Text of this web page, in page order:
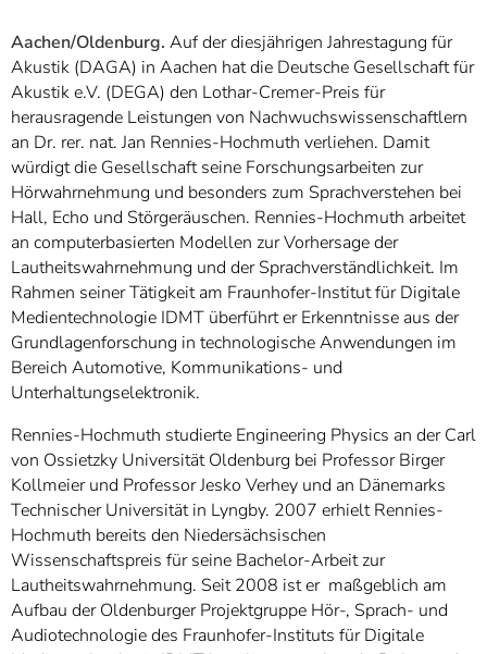
Informationen zur
Barrierefreiheit
Aachen/Oldenburg. Auf der diesjährigen Jahrestagung für
Akustik (DAGA) in Aachen hat die Deutsche Gesellschaft für
Akustik e.V. (DEGA) den Lothar-Cremer-Preis für
herausragende Leistungen von Nachwuchswissenschaftlern
an Dr. rer. nat. Jan Rennies-Hochmuth verliehen. Damit
würdigt die Gesellschaft seine Forschungsarbeiten zur
Hörwahrnehmung und besonders zum Sprachverstehen bei
Hall, Echo und Störgeräuschen. Rennies-Hochmuth arbeitet
an computerbasierten Modellen zur Vorhersage der
Lautheitswahrnehmung und der Sprachverständlichkeit. Im
Rahmen seiner Tätigkeit am Fraunhofer-Institut für Digitale
Medientechnologie IDMT überführt er Erkenntnisse aus der
Grundlagenforschung in technologische Anwendungen im
Bereich Automotive, Kommunikations- und
Unterhaltungselektronik.
Rennies-Hochmuth studierte Engineering Physics an der Carl
von Ossietzky Universität Oldenburg bei Professor Birger
Kollmeier und Professor Jesko Verhey und an Dänemarks
Technischer Universität in Lyngby. 2007 erhielt Rennies-
Hochmuth bereits den Niedersächsischen
Wissenschaftspreis für seine Bachelor-Arbeit zur
Lautheitswahrnehmung. Seit 2008 ist er maßgeblich am
Aufbau der Oldenburger Projektgruppe Hör-, Sprach- und
Audiotechnologie des Fraunhofer-Instituts für Digitale